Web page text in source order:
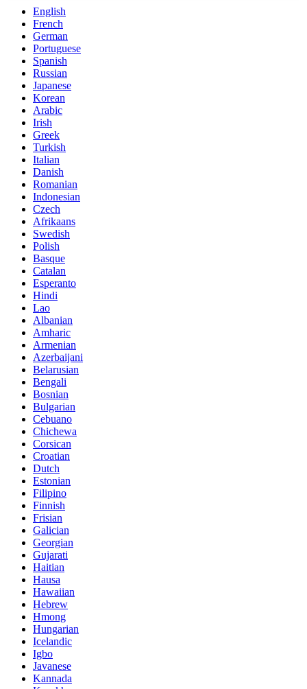
English
French
German
Portuguese
Spanish
Russian
Japanese
Korean
Arabic
Irish
Greek
Turkish
Italian
Danish
Romanian
Indonesian
Czech
Afrikaans
Swedish
Polish
Basque
Catalan
Esperanto
Hindi
Lao
Albanian
Amharic
Armenian
Azerbaijani
Belarusian
Bengali
Bosnian
Bulgarian
Cebuano
Chichewa
Corsican
Croatian
Dutch
Estonian
Filipino
Finnish
Frisian
Galician
Georgian
Gujarati
Haitian
Hausa
Hawaiian
Hebrew
Hmong
Hungarian
Icelandic
Igbo
Javanese
Kannada